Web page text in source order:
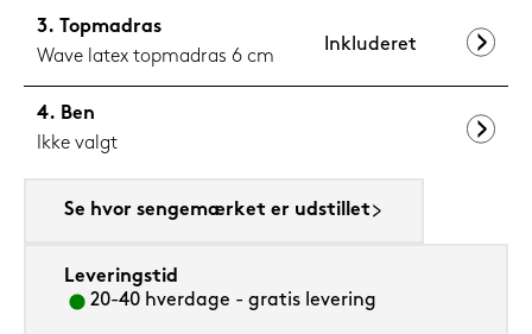
Topmadras
Wave latex topmadras 6 cm
Inkluderet
Ben
Ikke valgt
Se hvor sengemærket er udstillet
Leveringstid
20-40 hverdage - gratis levering